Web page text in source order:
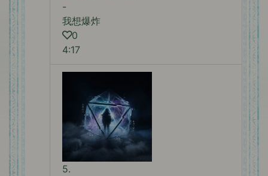
-
我想爆炸
0
4:17
5.